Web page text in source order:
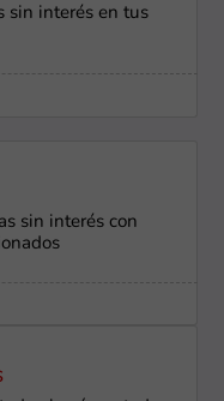
sin interés en tus
sin interés con